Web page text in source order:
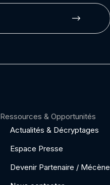
Ressources & Opportunités
Actualités & Décryptages
Espace Presse
Devenir Partenaire / Mécène